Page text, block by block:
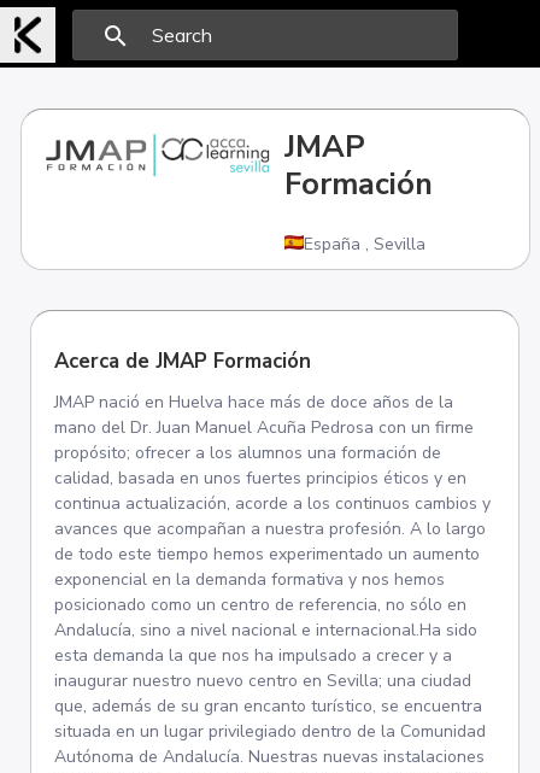
search
JMAP
Formación
España ,Sevilla
Acerca de JMAP Formación
JMAP nació en Huelva hace más de doce años de la
mano del Dr. Juan Manuel Acuña Pedrosa con un firme
propósito; ofrecer a los alumnos una formación de
calidad, basada en unos fuertes principios éticos y en
continua actualización, acorde a los continuos cambios y
avances que acompañan a nuestra profesión. A lo largo
de todo este tiempo hemos experimentado un aumento
exponencial en la demanda formativa y nos hemos
posicionado como un centro de referencia, no sólo en
Andalucía, sino a nivel nacional e internacional.Ha sido
esta demanda la que nos ha impulsado a crecer y a
inaugurar nuestro nuevo centro en Sevilla; una ciudad
que, además de su gran encanto turístico, se encuentra
situada en un lugar privilegiado dentro de la Comunidad
Autónoma de Andalucía. Nuestras nuevas instalaciones